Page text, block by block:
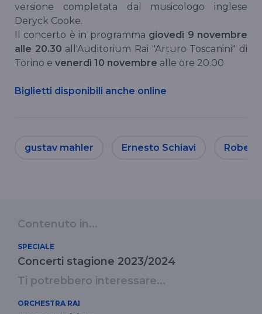
versione completata dal musicologo inglese
Deryck Cooke.
Il concerto è in programma giovedì 9 novembre
alle 20.30 all'Auditorium Rai "Arturo Toscanini" di
Torino e venerdì 10 novembre alle ore 20.00
Biglietti disponibili anche online
gustav mahler Ernesto Schiavi Robert
Contenuto in...
SPECIALE
Concerti stagione 2023/2024
Ti potrebbero interessare...
ORCHESTRA RAI